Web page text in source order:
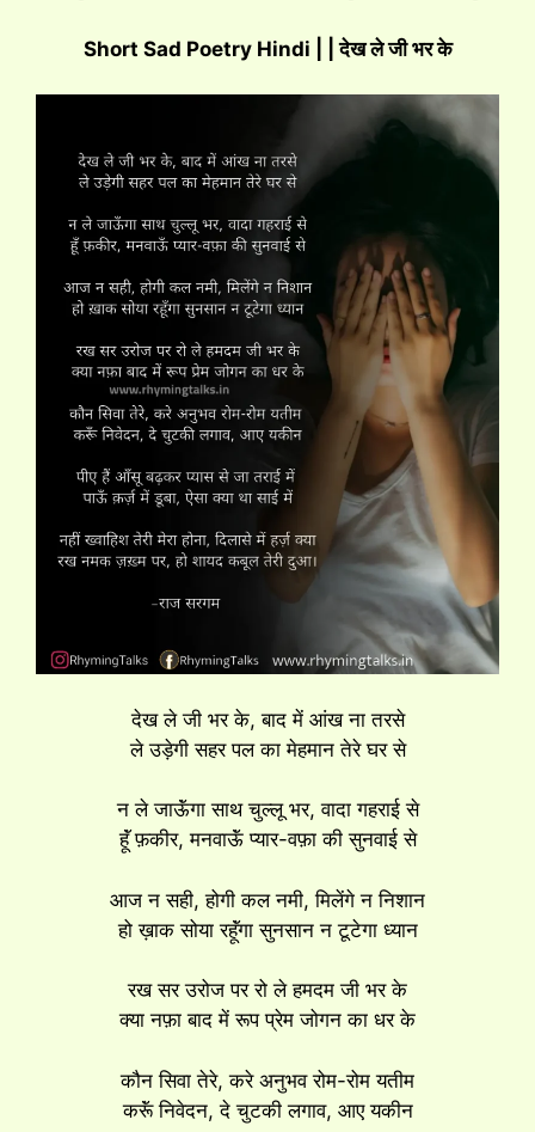
Short Sad Poetry Hindi | | देख ले जी भर के
देख ले जी भर के, बाद में आंख ना तरसे
ले उड़ेगी सहर पल का मेहमान तेरे घर से
न ले जाऊॅंगा साथ चुल्लू भर, वादा गहराई से
हूॅं फ़कीर, मनवाऊॅं प्यार-वफ़ा की सुनवाई से
आज न सही, होगी कल नमी, मिलेंगे न निशान
हो ख़ाक सोया रहूॅंगा सुनसान न टूटेगा ध्यान
रख सर उरोज पर रो ले हमदम जी भर के
क्या नफ़ा बाद में रूप प्रेम जोगन का धर के
कौन सिवा तेरे, करे अनुभव रोम-रोम यतीम
करूॅं निवेदन, दे चुटकी लगाव, आए यकीन